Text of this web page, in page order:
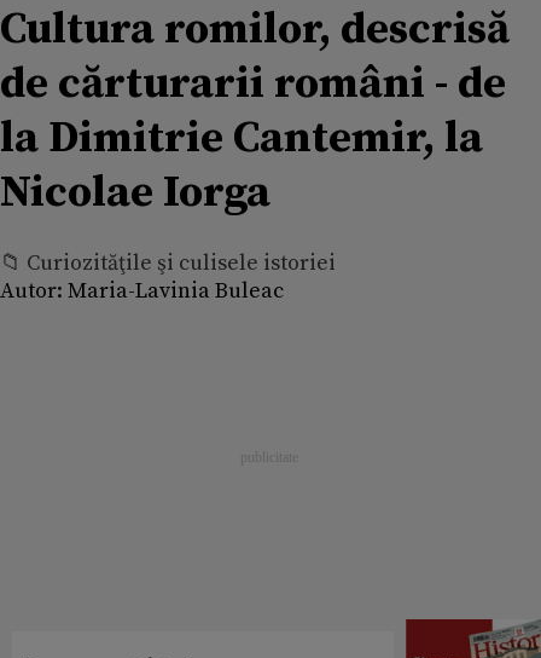
Cultura romilor, descrisă
de cărturarii români - de
la Dimitrie Cantemir, la
Nicolae Iorga
📁 Curiozităţile şi culisele istoriei
Autor: Maria-Lavinia Buleac